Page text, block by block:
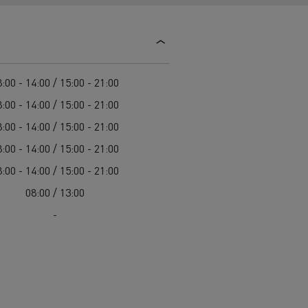
Toimitusta varten
- 14:00 / 15:00 - 21:00
- 14:00 / 15:00 - 21:00
- 14:00 / 15:00 - 21:00
- 14:00 / 15:00 - 21:00
- 14:00 / 15:00 - 21:00
08:00 / 13:00
-